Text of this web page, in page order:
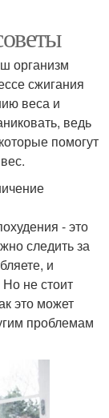
организм
сжигания
веса и
ведь
помогут
- это
следить за
и
не стоит
это может
проблемам